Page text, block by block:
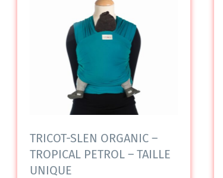
TRICOT-SLEN ORGANIC –
TROPICAL PETROL – TAILLE
UNIQUE